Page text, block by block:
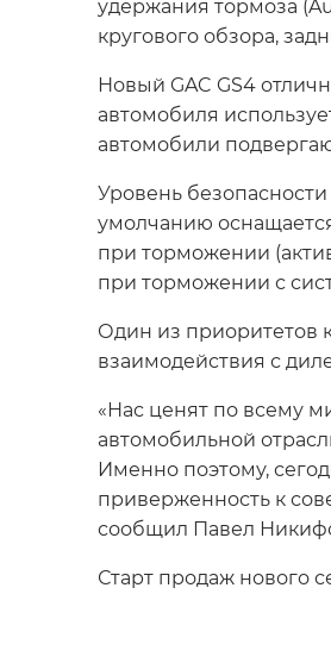
удержания тормоза
кругового обзора,
Новый GAC GS4
автомобиля
автомобили
Уровень
умолчанию
при торможении
при торможении с
Один из приоритетов
взаимодействия с
«Нас ценят по всему
автомобильной
Именно поэтому,
приверженность к
сообщил Павел
Старт продаж нового